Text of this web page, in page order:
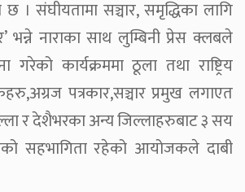
। संघीयतामा सञ्चार, समृद्धिका लागि
नाराका साथ लुम्बिनी प्रेस क्लबले
गरेको कार्यक्रममा ठूला तथा राष्ट्रिय
पत्रकार,सञ्चार प्रमुख लगाएत
र देशैभरका अन्य जिल्लाहरुबाट ३ सय
सहभागिता रहेको आयोजकले दाबी